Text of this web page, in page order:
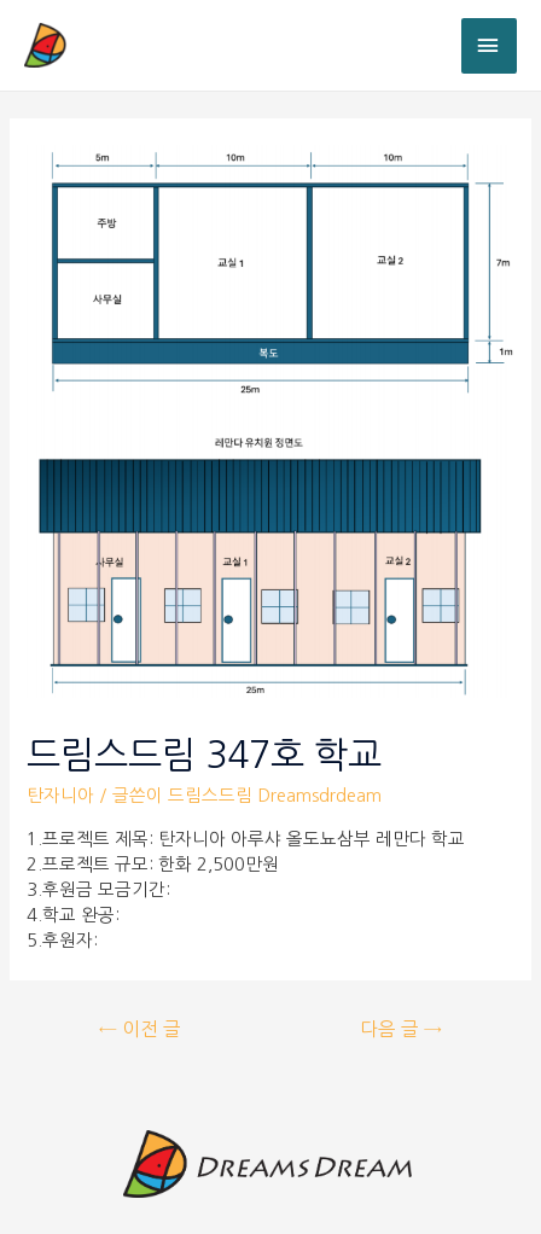
드림스드림 347호 학교
탄자니아 / 글쓴이드림스드림 Dreamsdrdeam
1.프로젝트 제목: 탄자니아 아루샤 올도뇨삼부 레만다 학교
2.프로젝트 규모: 한화 2,500만원
3.후원금 모금기간:
4.학교 완공:
5.후원자:
←이전 글 다음 글→